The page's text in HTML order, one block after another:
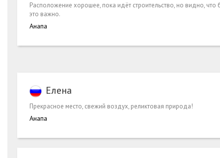
Расположение хорошее, пока идёт строительство, но видно,
это важно.
Анапа
Елена
Прекрасное место, свежий воздух, реликтовая природа!
Анапа